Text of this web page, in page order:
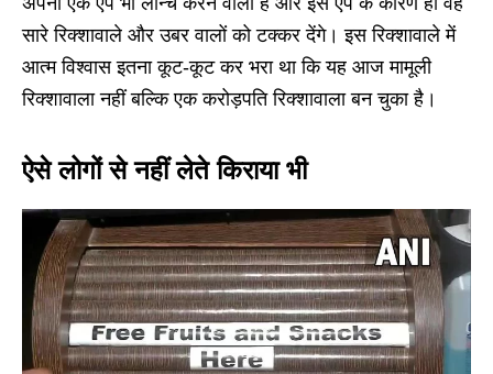
सारे रिक्शावाले और उबर वालों को टक्कर देंगे। इस रिक्शावाले में
आत्म विश्वास इतना कूट-कूट कर भरा था कि यह आज मामूली
रिक्शावाला नहीं बल्कि एक करोड़पति रिक्शावाला बन चुका है।
ऐसे लोगों से नहीं लेते किराया भी